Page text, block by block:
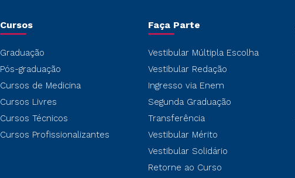
Cursos
Graduação
Pós-graduação
Cursos de Medicina
Cursos Livres
Cursos Técnicos
Cursos Profissionalizantes
Faça Parte
Vestibular Múltipla Escolha
Vestibular Redação
Ingresso via Enem
Segunda Graduação
Transferência
Vestibular Mérito
Vestibular Solidário
Retorne ao Curso